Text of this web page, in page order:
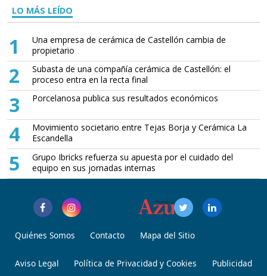
LO MÁS LEÍDO
1
Una empresa de cerámica de Castellón cambia de
propietario
2
Subasta de una compañía cerámica de Castellón: el
proceso entra en la recta final
3 Porcelanosa publica sus resultados económicos
4
Movimiento societario entre Tejas Borja y Cerámica La
Escandella
5
Grupo Ibricks refuerza su apuesta por el cuidado del
equipo en sus jornadas internas
Quiénes Somos Contacto Mapa del Sitio
Aviso Legal Política de Privacidad y Cookies Publicidad